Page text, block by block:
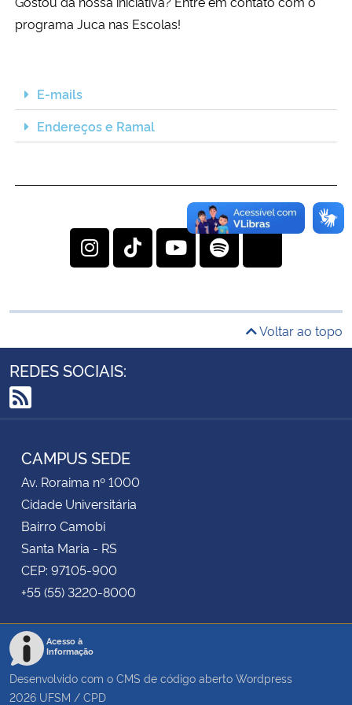
Ministério de Minas e Energia
Ministério da Ciência, Tecnologia, Inovações e Comunicações
Ministério do Desenvolvimento Regional
Ministério da Mulher, da Família e dos Direitos Humanos
Secretaria-Geral
Advocacia-Geral da União
Banco Central do Brasil
Planalto
programa Juca nas Escolas!
E-mails
Endereços e Ramal
Voltar ao topo
REDES SOCIAIS:
RSS
CAMPUS SEDE
Av. Roraima nº 1000
Cidade Universitária
Bairro Camobi
Santa Maria - RS
CEP: 97105-900
+55 (55) 3220-8000
Acesso à
Informação
Desenvolvido com o CMS de código aberto Wordpress
2026 UFSM / CPD